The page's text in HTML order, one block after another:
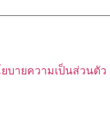
บายความเป็นส่วนตัว